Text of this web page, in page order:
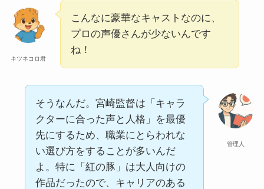
キツネコロ君
こんなに豪華なキャストなのに、
プロの声優さんが少ないんです
ね！
管理人
そうなんだ。宮崎監督は「キャラ
クターに合った声と人格」を最優
先にするため、職業にとらわれな
い選び方をすることが多いんだ
よ。特に「紅の豚」は大人向けの
作品だったので、キャリアのある